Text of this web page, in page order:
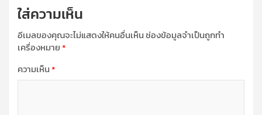
ใส่ความเห็น
อีเมลของคุณจะไม่แสดงให้คนอื่นเห็นช่องข้อมูลจำเป็นถูกทำ
เครื่องหมาย*
ความเห็น*